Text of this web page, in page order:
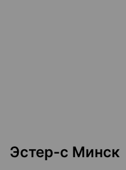
Эстер-с Минск